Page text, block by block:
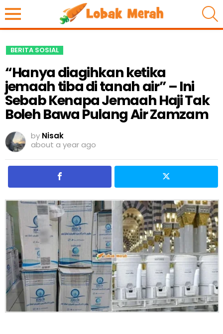
BERITA SOSIAL
“Hanya diagihkan ketika
jemaah tiba di tanah air” – Ini
Sebab Kenapa Jemaah Haji Tak
Boleh Bawa Pulang Air Zamzam
by Nisak
about a year ago